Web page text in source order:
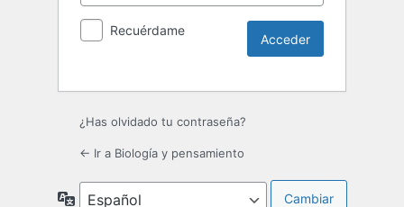
Recuérdame
¿Has olvidado tu contraseña?
← Ir a Biología y pensamiento
Idioma